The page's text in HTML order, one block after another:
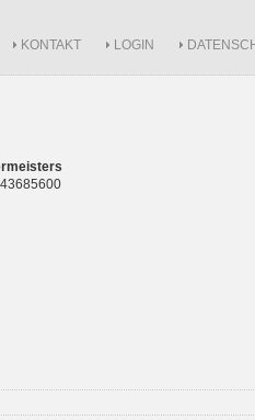
KONTAKT LOGIN